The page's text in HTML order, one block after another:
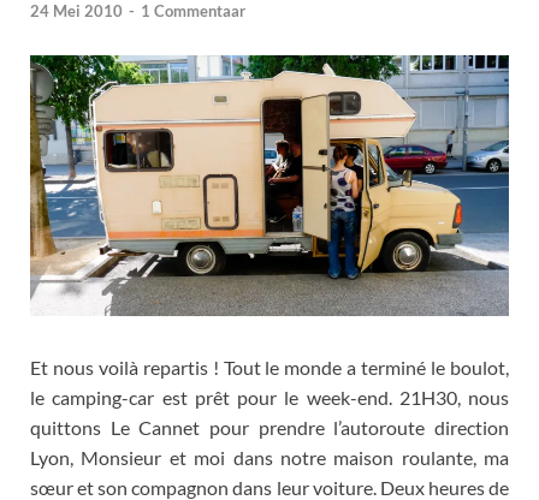
24 Mei 2010 - 1 Commentaar
Et nous voilà repartis! Tout le monde a terminé le boulot,
le camping-car est prêt pour le week-end. 21H30, nous
quittons Le Cannet pour prendre l’autoroute direction
Lyon, Monsieur et moi dans notre maison roulante, ma
sœur et son compagnon dans leur voiture. Deux heures de